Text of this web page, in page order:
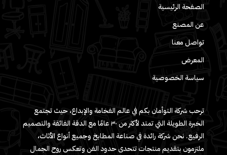
الصفحة الرئيسية
عن المصنع
تواصل معنا
المعرض
سياسة الخصوصية
ترحب شركة التوأمان بكم في عالم الفخامة والإبداع، حيث تجتمع
الخبرة الطويلة التي تمتد لأكثر من ٣٠ عامًا مع الدقة الفائقة والتصميم
الرفيع. نحن شركة رائدة في صناعة المطابخ وجميع أنواع الأثاث،
ملتزمون بتقديم منتجات تتحدى حدود الفن وتعكس روح الجمال